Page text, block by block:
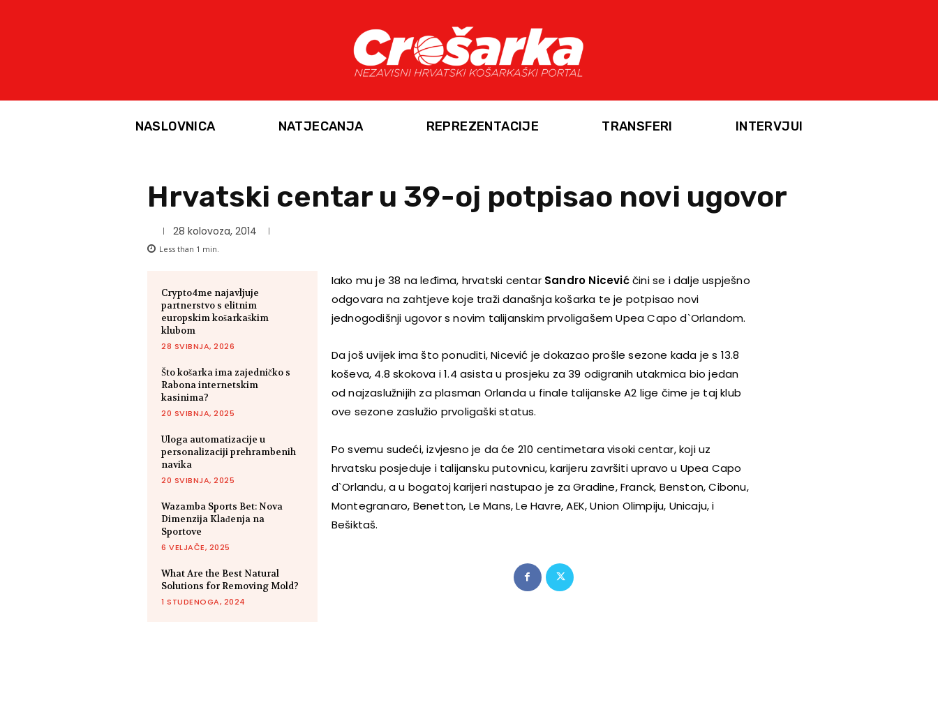
NASLOVNICA NATJECANJA REPREZENTACIJE TRANSFERI INTERVJUI
Hrvatski centar u 39-oj potpisao novi ugovor
28 kolovoza, 2014
Less than 1 min.
Crypto4me najavljuje
partnerstvo s elitnim
europskim košarkaškim
klubom
28 SVIBNJA, 2026
Što košarka ima zajedničko s
Rabona internetskim
kasinima?
20 SVIBNJA, 2025
Uloga automatizacije u
personalizaciji prehrambenih
navika
20 SVIBNJA, 2025
Wazamba Sports Bet: Nova
Dimenzija Klađenja na
Sportove
6 VELJAČE, 2025
What Are the Best Natural
Solutions for Removing Mold?
1 STUDENOGA, 2024
Iako mu je 38 na leđima, hrvatski centar Sandro Nicevićčini se i dalje uspješno
odgovara na zahtjeve koje traži današnja košarka te je potpisao novi
jednogodišnji ugovor s novim talijanskim prvoligašem UpeaCapo d`Orlandom.
Da još uvijek ima što ponuditi, Nicević je dokazao prošle sezone kada je s 13.8
koševa, 4.8 skokova i 1.4 asista u prosjeku za 39 odigranih utakmica bio jedan
od najzaslužnijih za plasman Orlanda u finale talijanske A2 lige čime je taj klub
ove sezone zaslužio prvoligaški status.
Po svemu sudeći, izvjesno je da će 210 centimetara visoki centar, koji uz
hrvatsku posjeduje i talijansku putovnicu, karijeru završiti upravo u Upea Capo
d`Orlandu, a u bogatoj karijeri nastupao je za Gradine, Franck, Benston, Cibonu,
Montegranaro, Benetton, Le Mans, Le Havre, AEK, Union Olimpiju, Unicaju, i
Bešiktaš.